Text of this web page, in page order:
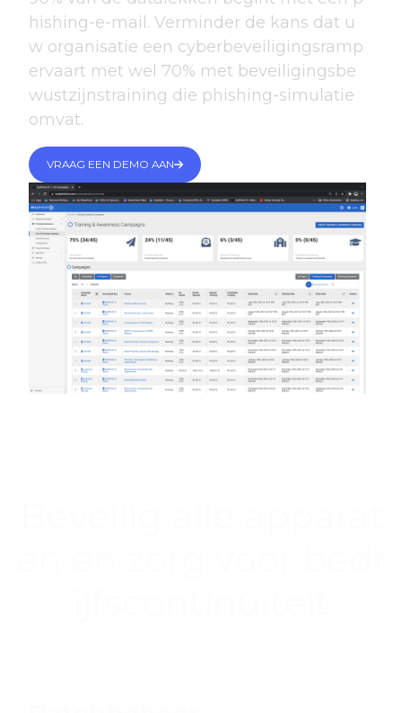
hishing-e-mail. Verminder de kans dat u
w organisatie een cyberbeveiligingsramp
ervaart met wel 70% met beveiligingsbe
wustzijnstraining die phishing-simulatie
omvat.
VRAAG EEN DEMO AAN